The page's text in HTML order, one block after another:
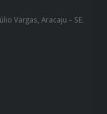
Vargas, Aracaju – SE.